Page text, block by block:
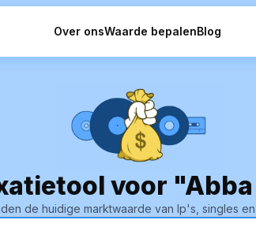
Over onsWaarde bepalenBlog
voor
de huidige marktwaarde van lp's, singles